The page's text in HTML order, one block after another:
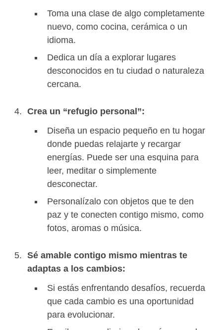
Toma una clase de algo completamente
nuevo, como cocina, cerámica o un
idioma.
Dedica un día a explorar lugares
desconocidos en tu ciudad o naturaleza
cercana.
Crea un “refugio personal”:
Diseña un espacio pequeño en tu hogar
donde puedas relajarte y recargar
energías. Puede ser una esquina para
leer, meditar o simplemente
desconectar.
Personalízalo con objetos que te den
paz y te conecten contigo mismo, como
fotos, aromas o música.
Sé amable contigo mismo mientras te
adaptas a los cambios:
Si estás enfrentando desafíos, recuerda
que cada cambio es una oportunidad
para evolucionar.